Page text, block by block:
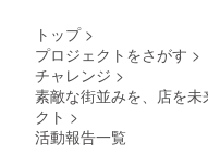
トップ >
プロジェクトをさがす >
チャレンジ >
素敵な街並みを、店を
クト >
活動報告一覧